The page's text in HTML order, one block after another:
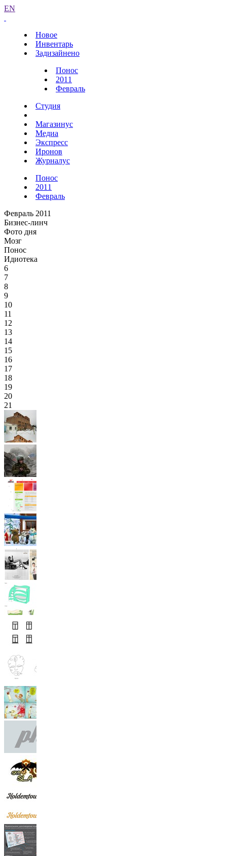
EN
Новое
Инвентарь
Задизайнено
Понос
2011
Февраль
Студия
Магазинус
Медиа
Экспресс
Иронов
Журналус
Понос
2011
Февраль
Февраль 2011
Бизнес-линч
Фото дня
Мозг
Понос
Идиотека
6
7
8
9
10
11
12
13
14
15
16
17
18
19
20
21